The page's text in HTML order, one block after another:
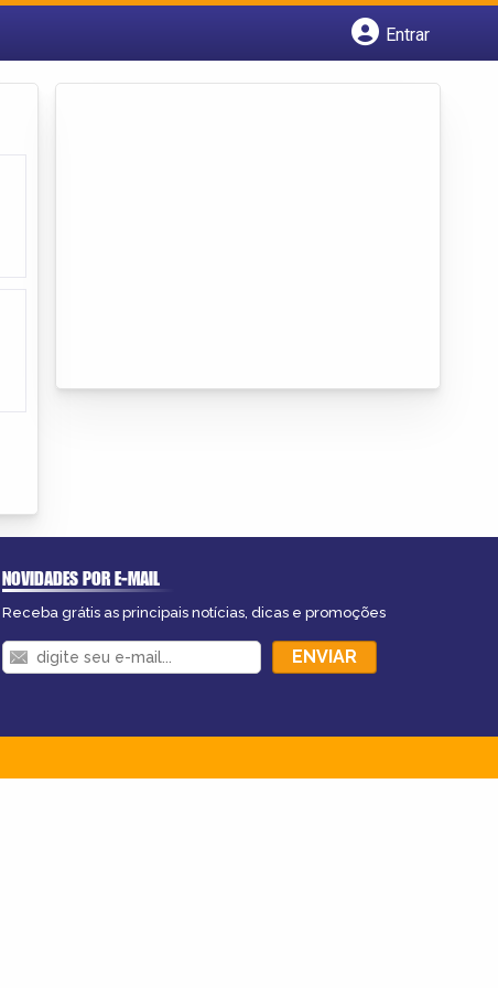
Entrar
NOVIDADES POR E-MAIL
Receba grátis as principais notícias, dicas e promoções